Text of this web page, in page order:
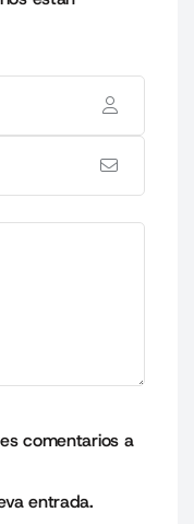
comentarios a
entrada.